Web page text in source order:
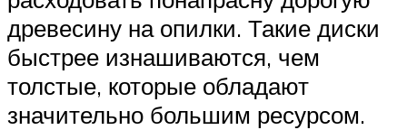
древесину на опилки. Такие диски
быстрее изнашиваются, чем
толстые, которые обладают
значительно большим ресурсом.